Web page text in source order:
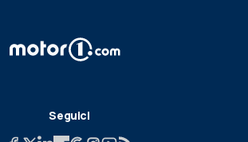
Seguici